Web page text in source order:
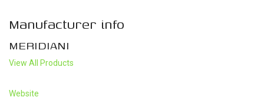
Manufacturer info
MERIDIANI
View All Products
Website